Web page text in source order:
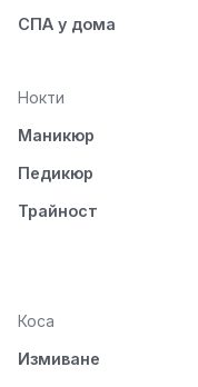
СПА у дома
Нокти
Маникюр
Педикюр
Трайност
Коса
Измиване